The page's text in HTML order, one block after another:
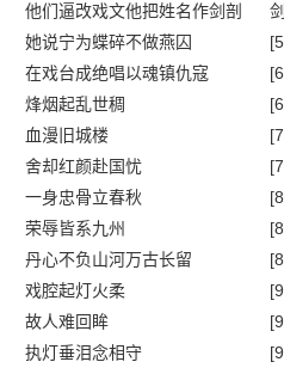
他们逼改戏文他把姓名作剑剖
她说宁为蝶碎不做燕囚
在戏台成绝唱以魂镇仇寇
烽烟起乱世稠
血漫旧城楼
舍却红颜赴国忧
一身忠骨立春秋
荣辱皆系九州
丹心不负山河万古长留
戏腔起灯火柔
故人难回眸
执灯垂泪念相守